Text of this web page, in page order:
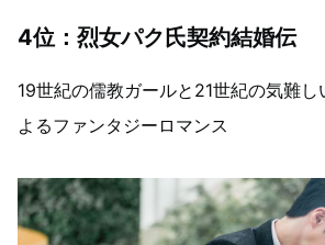
4位：烈女パク氏契約結婚伝
19世紀の儒教ガールと21世紀の気難し
よるファンタジーロマンス